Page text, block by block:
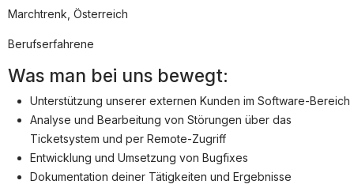
Marchtrenk, Österreich
Berufserfahrene
Was man bei uns bewegt:
Unterstützung unserer externen Kunden im Software-Bereich
Analyse und Bearbeitung von Störungen über das
Ticketsystem und per Remote-Zugriff
Entwicklung und Umsetzung von Bugfixes
Dokumentation deiner Tätigkeiten und Ergebnisse
Kandidaten finden
Inserat buchen
© informatikjobs.at 2026ImpressumAGBDatenschutz
Cookie-Einstellungen